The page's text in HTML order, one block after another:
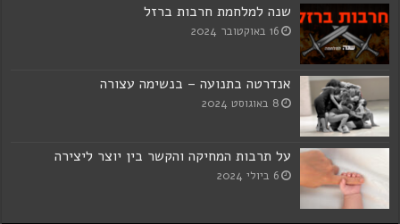
שנה למלחמת חרבות ברזל
16 באוקטובר 2024
אנדרטה בתנועה – בנשימה עצורה
8 באוגוסט 2024
על תרבות המחיקה והקשר בין יוצר ליצירה
6 ביולי 2024